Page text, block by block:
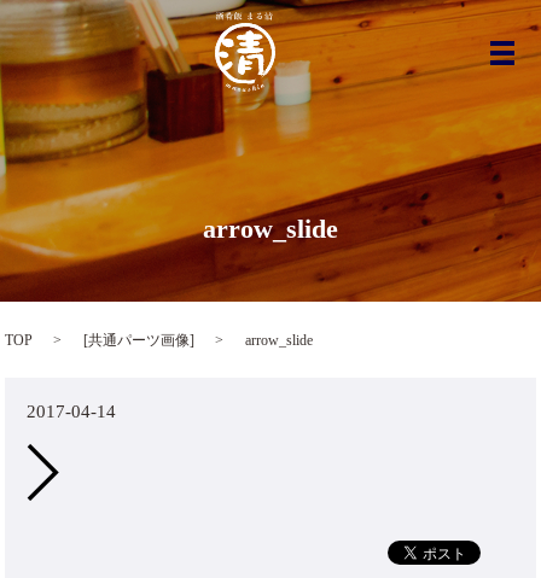
メ
arrow_slide
TOP [共通パーツ画像] arrow_slide
2017-04-14